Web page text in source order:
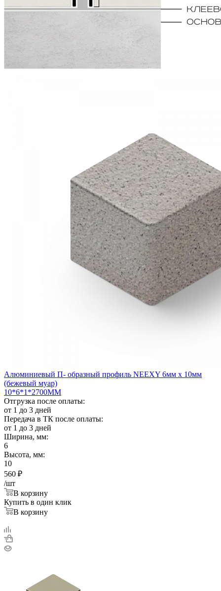
Алюминиевый П- образный профиль NEEXY 6мм х 10мм
(бежевый муар)
10*6*1*2700ММ
Отгрузка после оплаты:
от 1 до 3 дней
Передача в ТК после оплаты:
от 1 до 3 дней
Ширина, мм:
6
Высота, мм:
10
560 ₽
/шт
В корзину
Купить в один клик
В корзину